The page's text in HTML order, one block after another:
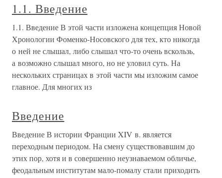
1.1. Введение
1.1. Введение В этой части изложена концепция Новой
Хронологии Фоменко-Носовского для тех, кто никогда
о ней не слышал, либо слышал что-то очень вскользь,
а возможно слышал много, но не уловил суть. На
нескольких страницах в этой части мы изложим самое
главное. Для многих из
Введение
Введение В истории Франции XIV в. является
переходным периодом. На смену существовавшим до
этих пор, хотя и в совершенно неузнаваемом обличье,
феодальным институтам мало-помалу стали приходить